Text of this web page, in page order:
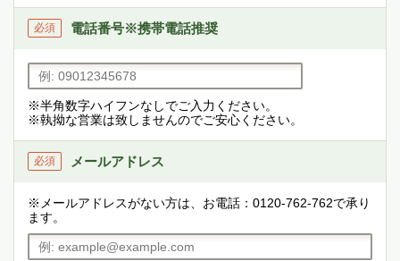
電話番号※携帯電話推奨
必須
※半角数字ハイフンなしでご入力ください。
※執拗な営業は致しませんのでご安心ください。
メールアドレス
必須
※メールアドレスがない方は、お電話：0120-762-762で承り
ます。